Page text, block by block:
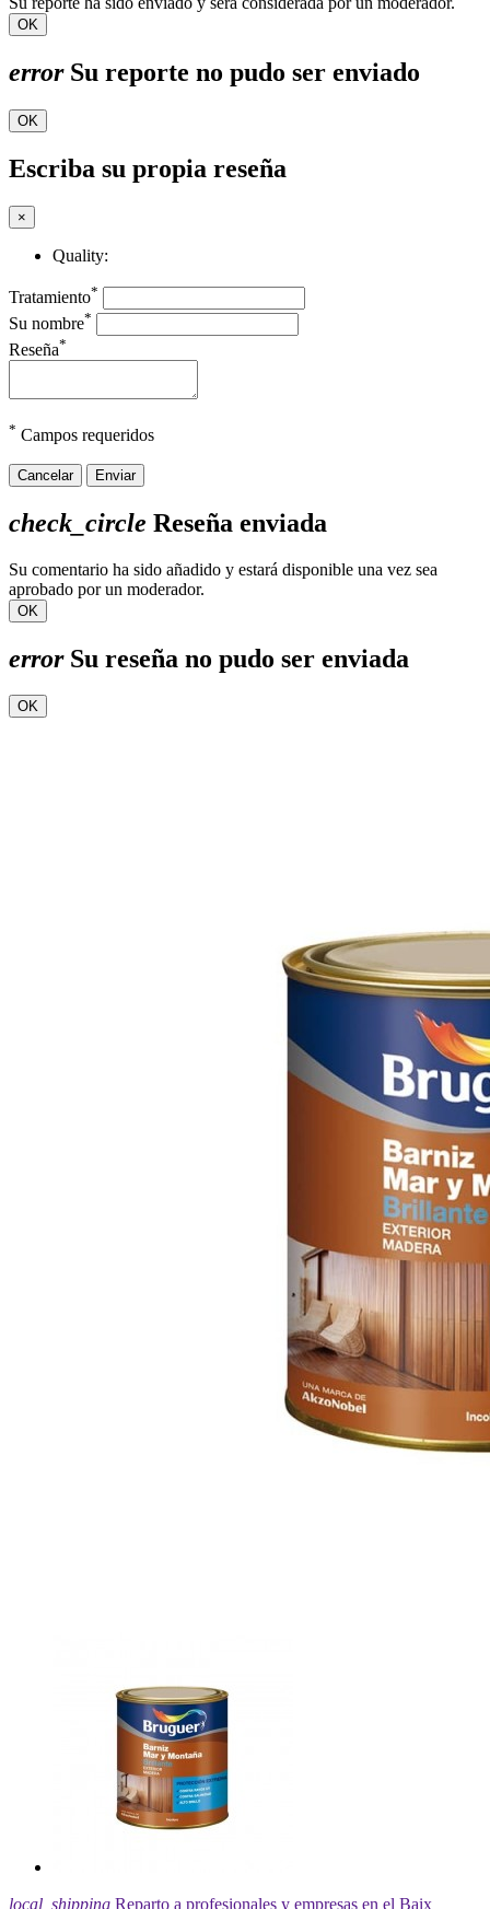
OK
errorSu reporte no pudo ser enviado
OK
Escriba su propia reseña
×
Quality:
Tratamiento*
Su nombre*
Reseña*
* Campos requeridos
Cancelar Enviar
check_circle Reseña enviada
Su comentario ha sido añadido y estará disponible una vez sea
aprobado por un moderador.
OK
errorSu reseña no pudo ser enviada
OK
local_shipping Reparto a profesionales y empresas en el Baix